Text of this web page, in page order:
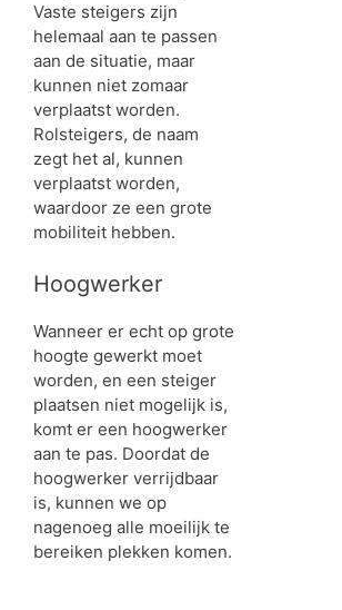
Vaste steigers zijn
helemaal aan te passen
aan de situatie, maar
kunnen niet zomaar
verplaatst worden.
Rolsteigers, de naam
zegt het al, kunnen
verplaatst worden,
waardoor ze een grote
mobiliteit hebben.
Hoogwerker
Wanneer er echt op grote
hoogte gewerkt moet
worden, en een steiger
plaatsen niet mogelijk is,
komt er een hoogwerker
aan te pas. Doordat de
hoogwerker verrijdbaar
is, kunnen we op
nagenoeg alle moeilijk te
bereiken plekken komen.